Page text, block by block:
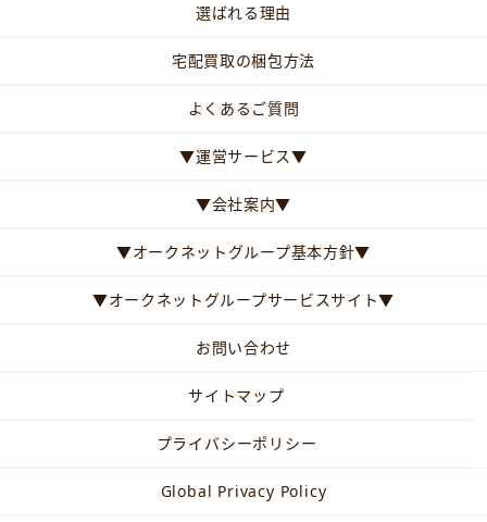
選ばれる理由
宅配買取の梱包方法
よくあるご質問
▼運営サービス▼
▼会社案内▼
▼オークネットグループ基本方針▼
▼オークネットグループサービスサイト▼
お問い合わせ
サイトマップ
プライバシーポリシー
Global Privacy Policy